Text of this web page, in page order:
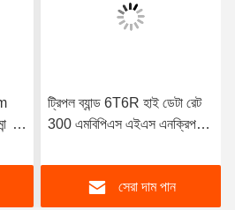
ট্রিপল ব্যান্ড 6T6R হাই ডেটা রেট
300 এমবিপিএস এইএস এনক্রিপশন
সেরা দাম পান